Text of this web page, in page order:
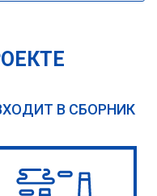
В СБОРНИК